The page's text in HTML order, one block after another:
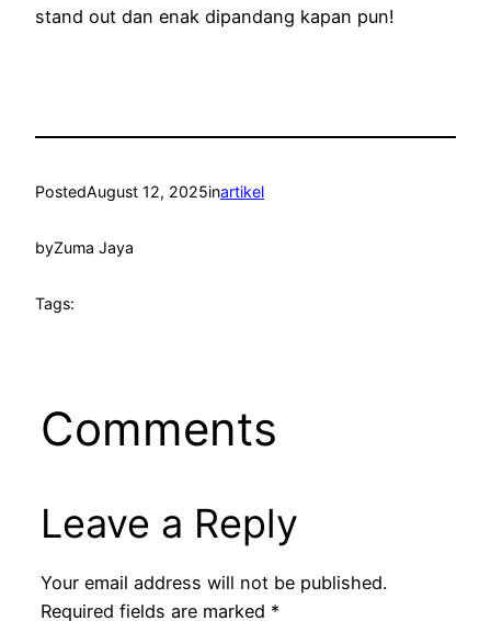
stand out dan enak dipandang kapan pun!
PostedAugust 12, 2025inartikel
byZuma Jaya
Tags:
Comments
Leave a Reply
Your email address will not be published.
Required fields are marked *